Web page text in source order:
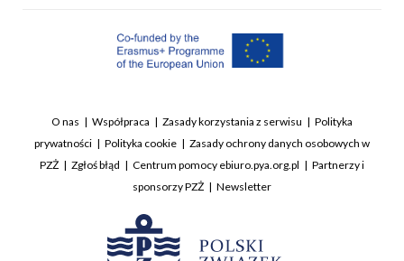
O nas Współpraca Zasady korzystania z serwisu
Polityka
prywatności
Polityka cookie
Zasady ochrony danych osobowych w
PZŻ
Zgłoś błąd Centrum pomocy ebiuro.pya.org.pl
Partnerzy i
sponsorzy PZŻ
Newsletter